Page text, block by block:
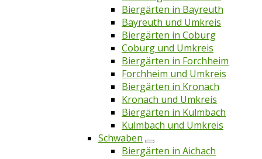
Biergärten in Bayreuth
Bayreuth und Umkreis
Biergärten in Coburg
Coburg und Umkreis
Biergärten in Forchheim
Forchheim und Umkreis
Biergärten in Kronach
Kronach und Umkreis
Biergärten in Kulmbach
Kulmbach und Umkreis
Schwaben
Biergärten in Aichach